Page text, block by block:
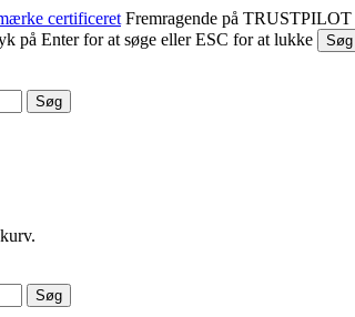
certificeret Fremragende på TRUSTPILOT
på Enter for at søge eller ESC for at lukke
Søg
Søg
Søg